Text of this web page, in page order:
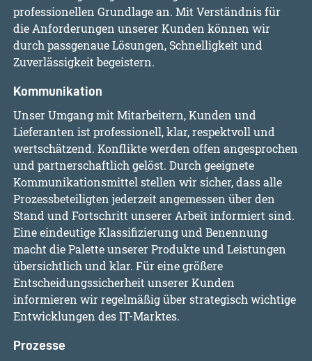
professionellen Grundlage an. Mit Verständnis für
die Anforderungen unserer Kunden können wir
durch passgenaue Lösungen, Schnelligkeit und
Zuverlässigkeit begeistern.
Kommunikation
Unser Umgang mit Mitarbeitern, Kunden und
Lieferanten ist professionell, klar, respektvoll und
wertschätzend. Konflikte werden offen angesprochen
und partnerschaftlich gelöst. Durch geeignete
Kommunikationsmittel stellen wir sicher, dass alle
Prozessbeteiligten jederzeit angemessen über den
Stand und Fortschritt unserer Arbeit informiert sind.
Eine eindeutige Klassifizierung und Benennung
macht die Palette unserer Produkte und Leistungen
übersichtlich und klar. Für eine größere
Entscheidungssicherheit unserer Kunden
informieren wir regelmäßig über strategisch wichtige
Entwicklungen des IT-Marktes.
Prozesse